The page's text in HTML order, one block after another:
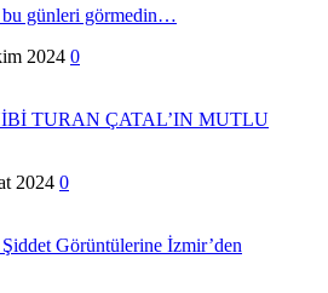
bu günleri görmedin…
2024 0
TURAN ÇATAL’IN MUTLU
2024 0
Görüntülerine İzmir’den